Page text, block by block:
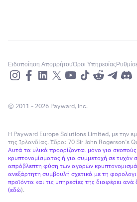
Ειδοποίηση ΑπορρήτουΌροι Υπηρεσίας
© 2011 - 2026 Payward, Inc.
Η Payward Europe Solutions Limited, με την
της Ιρλανδίας. Έδρα: 70 Sir John Rogerson’s
Αυτά τα υλικά προορίζονται μόνο για
κρυπτονομίσματος ή για συμμετοχή σε τυχόν
απρόβλεπτη φύση των αγορών
ανεξάρτητη συμβουλή σχετικά με τη
προϊόντα και τις υπηρεσίες της διαφέρει
(εδώ).